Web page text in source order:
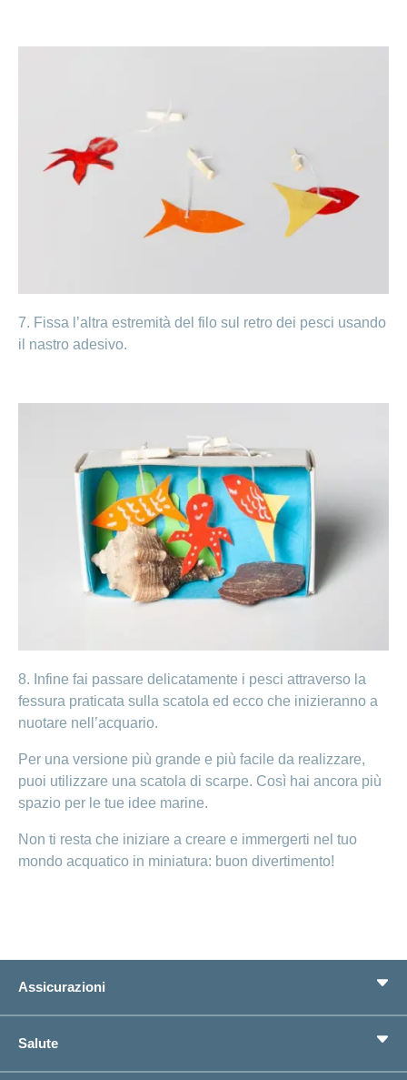
7. Fissa l’altra estremità del filo sul retro dei pesci usando
il nastro adesivo.
8. Infine fai passare delicatamente i pesci attraverso la
fessura praticata sulla scatola ed ecco che inizieranno a
nuotare nell’acquario.
Per una versione più grande e più facile da realizzare,
puoi utilizzare una scatola di scarpe. Così hai ancora più
spazio per le tue idee marine.
Non ti resta che iniziare a creare e immergerti nel tuo
mondo acquatico in miniatura: buon divertimento!
Assicurazioni
Assicurazioni complementari
Salute